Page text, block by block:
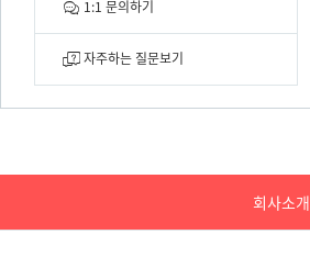
1:1 문의하기
자주하는 질문보기
회사소개